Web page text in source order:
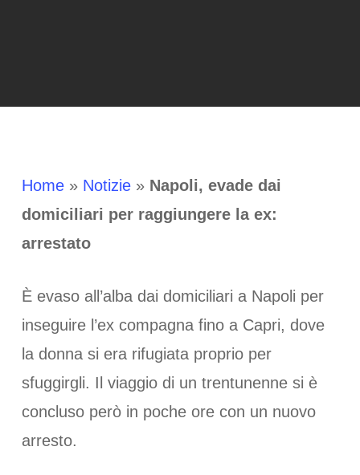
Home» Notizie» Napoli, evade dai
domiciliari per raggiungere la ex:
arrestato
È evaso all’alba dai domiciliari a Napoli per
inseguire l’ex compagna fino a Capri, dove
la donna si era rifugiata proprio per
sfuggirgli. Il viaggio di un trentunenne si è
concluso però in poche ore con un nuovo
arresto.